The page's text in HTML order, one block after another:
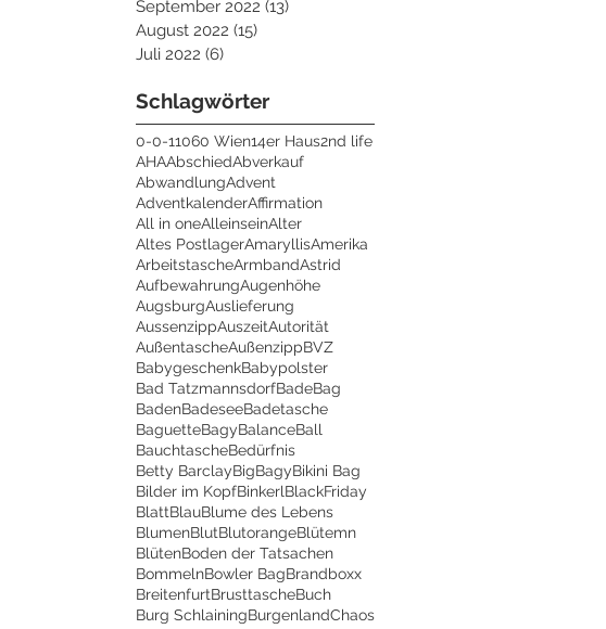
September 2022 (13)
August 2022 (15)
Juli 2022 (6)
Schlagwörter
0-0-11060 Wien14er Haus2nd life
AHAAbschiedAbverkauf
AbwandlungAdvent
AdventkalenderAffirmation
All in oneAlleinseinAlter
Altes PostlagerAmaryllisAmerika
ArbeitstascheArmbandAstrid
AufbewahrungAugenhöhe
AugsburgAuslieferung
AussenzippAuszeitAutorität
AußentascheAußenzippBVZ
BabygeschenkBabypolster
Bad TatzmannsdorfBadeBag
BadenBadeseeBadetasche
BaguetteBagyBalanceBall
BauchtascheBedürfnis
Betty BarclayBigBagyBikini Bag
Bilder im KopfBinkerlBlackFriday
BlattBlauBlume des Lebens
BlumenBlutBlutorangeBlütemn
BlütenBoden der Tatsachen
BommelnBowler BagBrandboxx
BreitenfurtBrusttascheBuch
Burg SchlainingBurgenlandChaos